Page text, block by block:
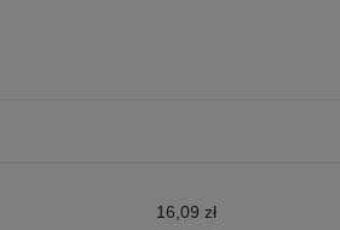
16,09 zł